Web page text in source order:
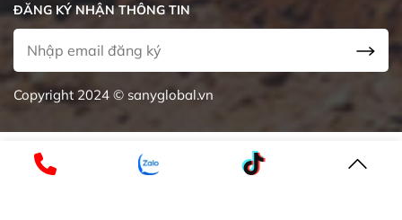
ĐĂNG KÝ NHẬN THÔNG TIN
Copyright 2024 © sanyglobal.vn